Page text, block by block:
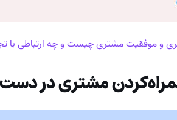
و موفقیت مشتری چیست و چه ارتباطی با
مشتری در